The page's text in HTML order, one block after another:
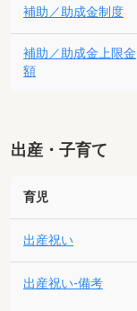
補助／助成金制度
補助／助成金上限金
額
出産・子育て
育児
出産祝い
出産祝い-備考